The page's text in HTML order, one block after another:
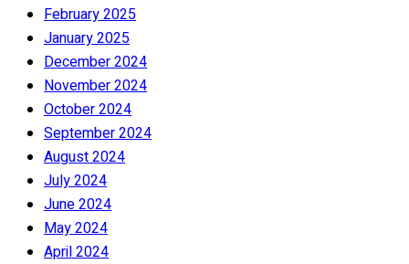
February 2025
January 2025
December 2024
November 2024
October 2024
September 2024
August 2024
July 2024
June 2024
May 2024
April 2024